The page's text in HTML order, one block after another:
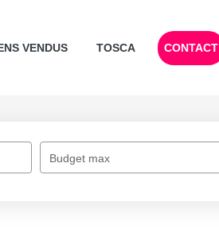
VENDUS TOSCA CONTACT
Budget max